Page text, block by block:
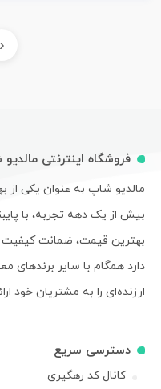
‹
فروشگاه اینترنتی
مالدیو شاپ به عنوان یکی از
بیش از یک دهه تجربه، با
بهترین قیمت، ضمانت کیفیت
دارد همگام با سایر برندهای
ارزنده‌ای را به مشتریان خود
دسترسی سریع
کانال کد رهگیری